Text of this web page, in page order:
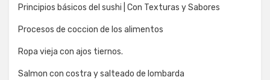
Principios básicos del sushi | Con Texturas y Sabores
Procesos de coccion de los alimentos
Ropa vieja con ajos tiernos.
Salmon con costra y salteado de lombarda